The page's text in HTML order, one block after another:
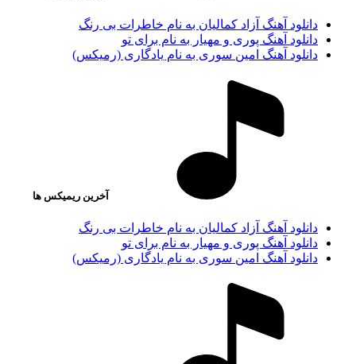
دانلود آهنگ آزاد کمالیان به نام خاطرات بی رنگ
دانلود آهنگ پوری و مهیار به نام برای تو
دانلود آهنگ امین سوری به نام یادگاری (رمیکس)
آخرین ریمیکس ها
دانلود آهنگ آزاد کمالیان به نام خاطرات بی رنگ
دانلود آهنگ پوری و مهیار به نام برای تو
دانلود آهنگ امین سوری به نام یادگاری (رمیکس)